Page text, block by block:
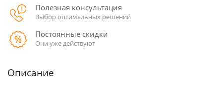
Полезная консультация
Выбор оптимальных решений
Постоянные скидки
Они уже действуют
Описание